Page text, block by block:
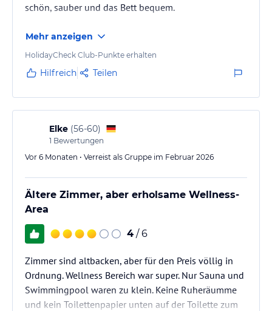
schön, sauber und das Bett bequem.
Mehr anzeigen
HolidayCheck Club-Punkte erhalten
Hilfreich Teilen
Elke (56-60)
1 Bewertungen
Vor 6 Monaten • Verreist als Gruppe im Februar 2026
Ältere Zimmer, aber erholsame Wellness-
Area
4 / 6
Zimmer sind altbacken, aber für den Preis völlig in
Ordnung. Wellness Bereich war super. Nur Sauna und
Swimmingpool waren zu klein. Keine Ruheräumme
und kein Toilettenpapier unten auf der Toilette zum